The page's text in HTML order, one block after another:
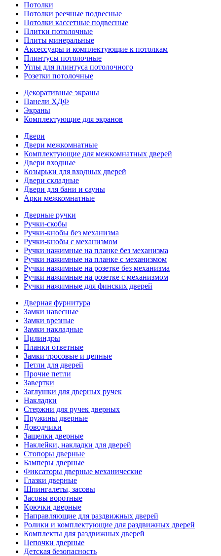
Потолки
Потолки реечные подвесные
Потолки кассетные подвесные
Плитки потолочные
Плиты минеральные
Аксессуары и комплектующие к потолкам
Плинтусы потолочные
Углы для плинтуса потолочного
Розетки потолочные
Декоративные экраны
Панели ХДФ
Экраны
Комплектующие для экранов
Двери
Двери межкомнатные
Комплектующие для межкомнатных дверей
Двери входные
Козырьки для входных дверей
Двери складные
Двери для бани и сауны
Арки межкомнатные
Дверные ручки
Ручки-скобы
Ручки-кнобы без механизма
Ручки-кнобы с механизмом
Ручки нажимные на планке без механизма
Ручки нажимные на планке с механизмом
Ручки нажимные на розетке без механизма
Ручки нажимные на розетке с механизмом
Ручки нажимные для финских дверей
Дверная фурнитура
Замки навесные
Замки врезные
Замки накладные
Цилиндры
Планки ответные
Замки тросовые и цепные
Петли для дверей
Прочие петли
Завертки
Заглушки для дверных ручек
Накладки
Стержни для ручек дверных
Пружины дверные
Доводчики
Защелки дверные
Наклейки, накладки для дверей
Стопоры дверные
Бамперы дверные
Фиксаторы дверные механические
Глазки дверные
Шпингалеты, засовы
Засовы воротные
Крючки дверные
Направляющие для раздвижных дверей
Ролики и комплектующие для раздвижных дверей
Комплекты для раздвижных дверей
Цепочки дверные
Детская безопасность